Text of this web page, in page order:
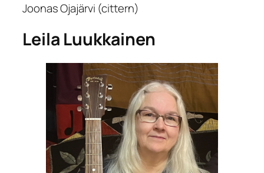
Joonas Ojajärvi (cittern)
Leila Luukkainen